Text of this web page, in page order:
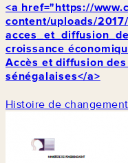
<a href="https://
content/uploads/
croissance
Accès et diffusion des
sénégalaises</a>
Histoire de changement